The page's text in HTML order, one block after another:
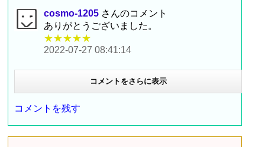
cosmo-1205 さんのコメント
ありがとうございました。
★★★★★
2022-07-27 08:41:14
コメントをさらに表示
コメントを残す